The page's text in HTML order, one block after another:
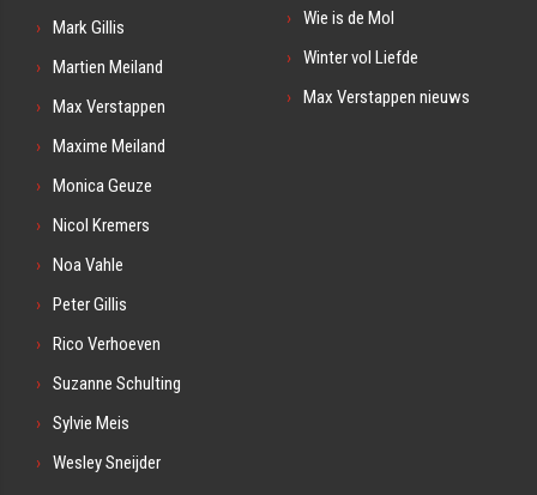
Mark Gillis
Martien Meiland
Max Verstappen
Maxime Meiland
Monica Geuze
Nicol Kremers
Noa Vahle
Peter Gillis
Rico Verhoeven
Suzanne Schulting
Sylvie Meis
Wesley Sneijder
Wie is de Mol
Winter vol Liefde
Max Verstappen nieuws